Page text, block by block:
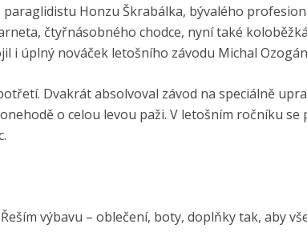
Honzu Škrabálka, bývalého
čtyřnásobného chodce, nyní také
i úplný nováček letošního závodu Michal
Dvakrát absolvoval závod na speciálně
o celou levou paži. V letošním ročníku se
výbavu – oblečení, boty, doplňky tak, aby